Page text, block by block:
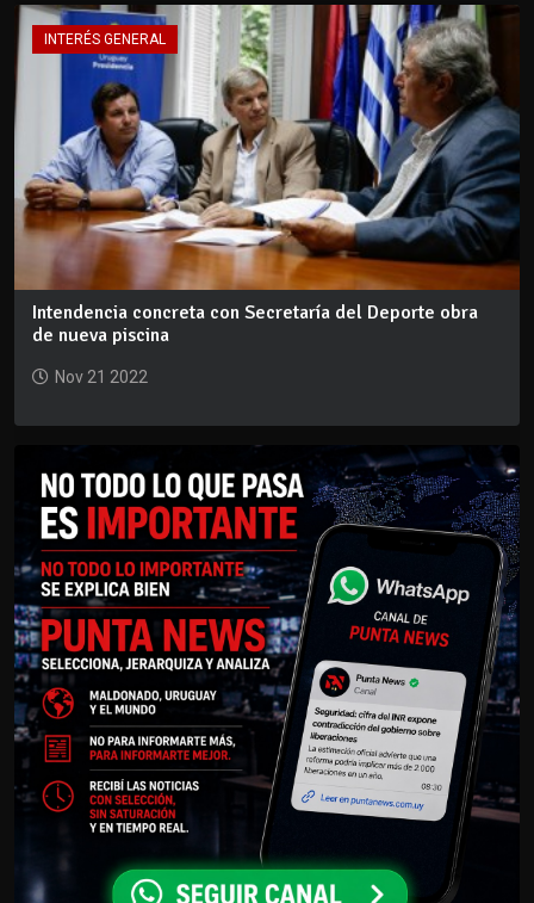
INTERÉS GENERAL
Intendencia concreta con Secretaría del Deporte obra
de nueva piscina
Nov 21 2022